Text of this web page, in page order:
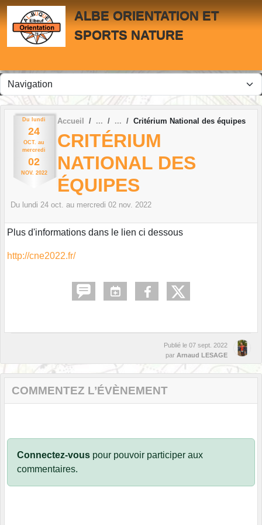
ALBE ORIENTATION ET
SPORTS NATURE
Du lundi
24
OCT. au
mercredi
02
NOV. 2022
Accueil Critérium National des équipes
CRITÉRIUM
NATIONAL DES
ÉQUIPES
Du lundi 24 oct. au mercredi 02 nov. 2022
Plus d'informations dans le lien ci dessous
http://cne2022.fr/
Publié le 07 sept. 2022
par Arnaud LESAGE
COMMENTEZ L’ÉVÈNEMENT
Connectez-vous pour pouvoir participer aux
commentaires.
Panneau de gestion des cookies